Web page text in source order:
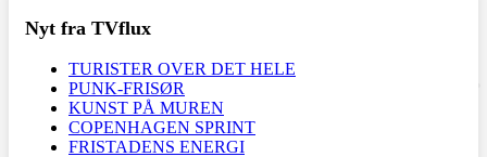
Nyt fra TVflux
TURISTER OVER DET HELE
PUNK-FRISØR
KUNST PÅ MUREN
COPENHAGEN SPRINT
FRISTADENS ENERGI